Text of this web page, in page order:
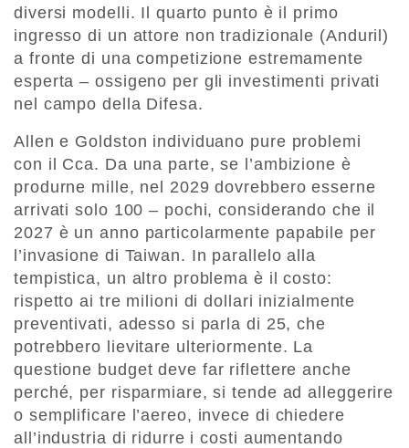
diversi modelli. Il quarto punto è il primo
ingresso di un attore non tradizionale (Anduril)
a fronte di una competizione estremamente
esperta – ossigeno per gli investimenti privati
nel campo della Difesa.
Allen e Goldston individuano pure problemi
con il Cca. Da una parte, se l’ambizione è
produrne mille, nel 2029 dovrebbero esserne
arrivati solo 100 – pochi, considerando che il
2027 è un anno particolarmente papabile per
l’invasione di Taiwan. In parallelo alla
tempistica, un altro problema è il costo:
rispetto ai tre milioni di dollari inizialmente
preventivati, adesso si parla di 25, che
potrebbero lievitare ulteriormente. La
questione budget deve far riflettere anche
perché, per risparmiare, si tende ad alleggerire
o semplificare l’aereo, invece di chiedere
all’industria di ridurre i costi aumentando